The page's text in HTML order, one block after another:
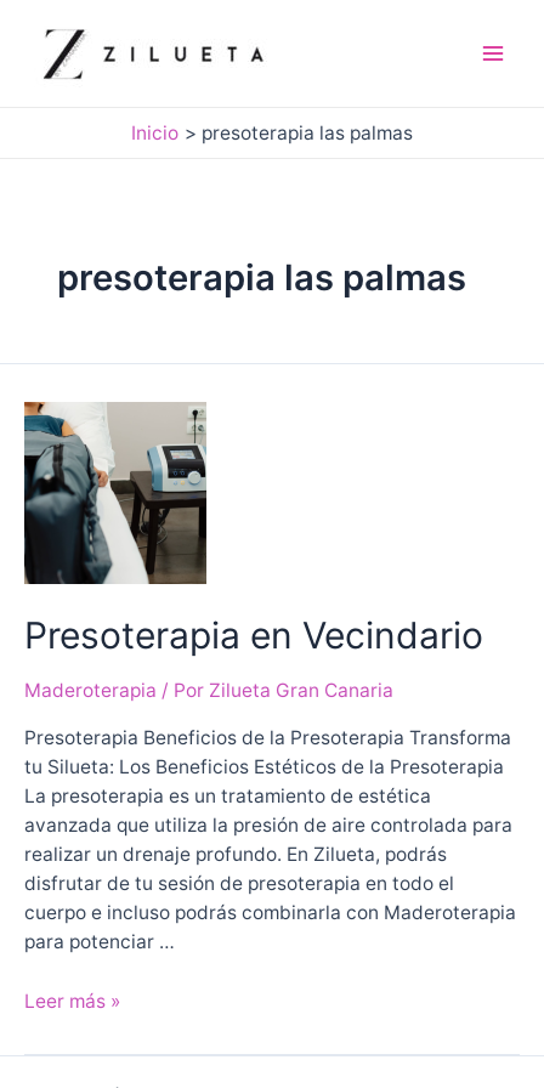
contenido
Inicio presoterapia las palmas
presoterapia las palmas
Presoterapia en Vecindario
Maderoterapia / Por Zilueta Gran Canaria
Presoterapia Beneficios de la Presoterapia Transforma
tu Silueta: Los Beneficios Estéticos de la Presoterapia
La presoterapia es un tratamiento de estética
avanzada que utiliza la presión de aire controlada para
realizar un drenaje profundo. En Zilueta, podrás
disfrutar de tu sesión de presoterapia en todo el
cuerpo e incluso podrás combinarla con Maderoterapia
para potenciar …
Presoterapia
Vecindario
Leer más »